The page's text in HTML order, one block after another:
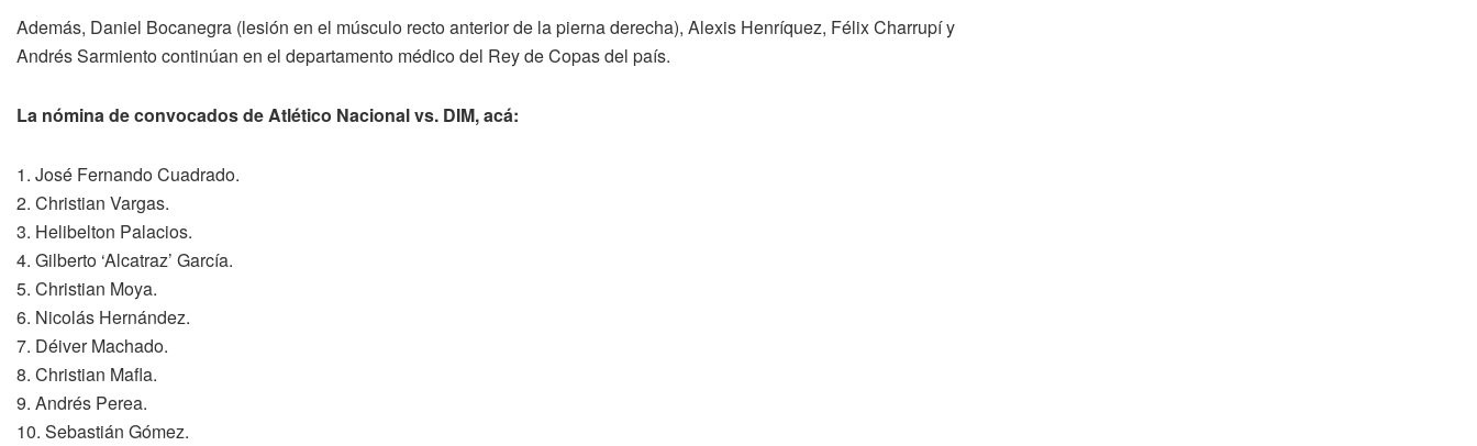
Además, Daniel Bocanegra (lesión en el músculo recto anterior de la pierna derecha), Alexis Henríquez, Félix Charrupí y
Andrés Sarmiento continúan en el departamento médico del Rey de Copas del país.
La nómina de convocados de Atlético Nacional vs. DIM, acá:
1. José Fernando Cuadrado.
2. Christian Vargas.
3. Helibelton Palacios.
4. Gilberto ‘Alcatraz’ García.
5. Christian Moya.
6. Nicolás Hernández.
7. Déiver Machado.
8. Christian Mafla.
9. Andrés Perea.
10. Sebastián Gómez.